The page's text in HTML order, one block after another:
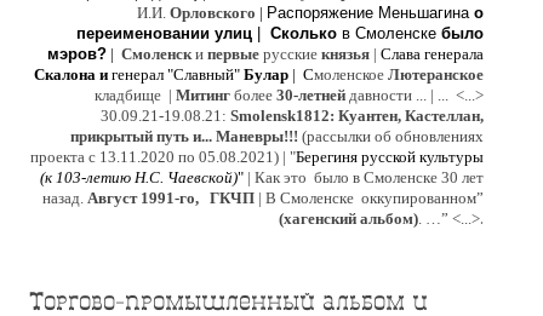
И.И. Орловского | Распоряжение Меньшагина о
переименовании улиц
Сколько в Смоленске было
мэров? | Смоленски первые русские князья | Слава генерала
Скалона и генерал "Славный" Булар | Смоленское Лютерaнское
кладбище | Митинг более 30-летней давности ... | ... <...>
30.09.21-19.08.21: Smolensk1812: Куантен, Кастеллан,
прикрытый путь и... Маневры!!! (рассылки об обновлениях
проекта с 13.11.2020 по 05.08.2021) | "Берегиня русской культуры
(к 103-летию Н.С. Чаевской)" | Как это было в Смоленске 30 лет
назад. Август 1991-го, ГКЧП | В Смоленске оккупированном”
(хагенский альбом). …” <...>.
Торгово-промышленный альбом и